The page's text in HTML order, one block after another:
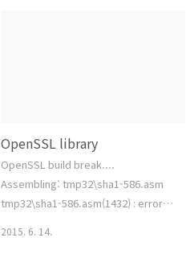
OpenSSL library
OpenSSL build break....
Assembling: tmp32\sha1-586.asm
tmp32\sha1-586.asm(1432) : error
2015. 6. 14.